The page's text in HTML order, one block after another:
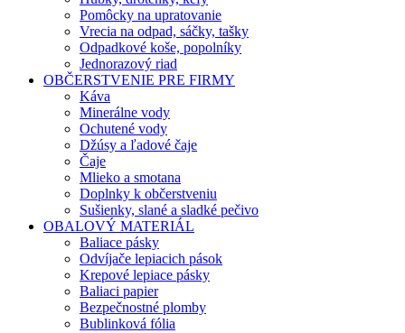
Pomôcky na upratovanie
Vrecia na odpad, sáčky, tašky
Odpadkové koše, popolníky
Jednorazový riad
OBČERSTVENIE PRE FIRMY
Káva
Minerálne vody
Ochutené vody
Džúsy a ľadové čaje
Čaje
Mlieko a smotana
Doplnky k občerstveniu
Sušienky, slané a sladké pečivo
OBALOVÝ MATERIÁL
Baliace pásky
Odvíjače lepiacich pások
Krepové lepiace pásky
Baliaci papier
Bezpečnostné plomby
Bublinková fólia